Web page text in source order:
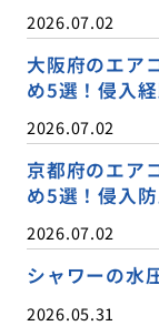
2026.07.02
大阪府のエア
め5選！侵入
2026.07.02
京都府のエア
め5選！侵入
2026.07.02
シャワーの水
2026.05.31